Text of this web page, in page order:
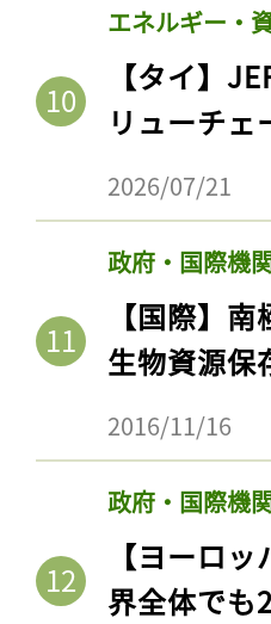
エネルギー・
【タイ】
リューチェ
2026/07/21
政府・国際機
【国際】
生物資源保
2016/11/16
政府・国際機
【ヨーロ
界全体でも